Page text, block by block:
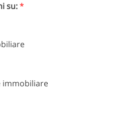
su:*
immobiliare